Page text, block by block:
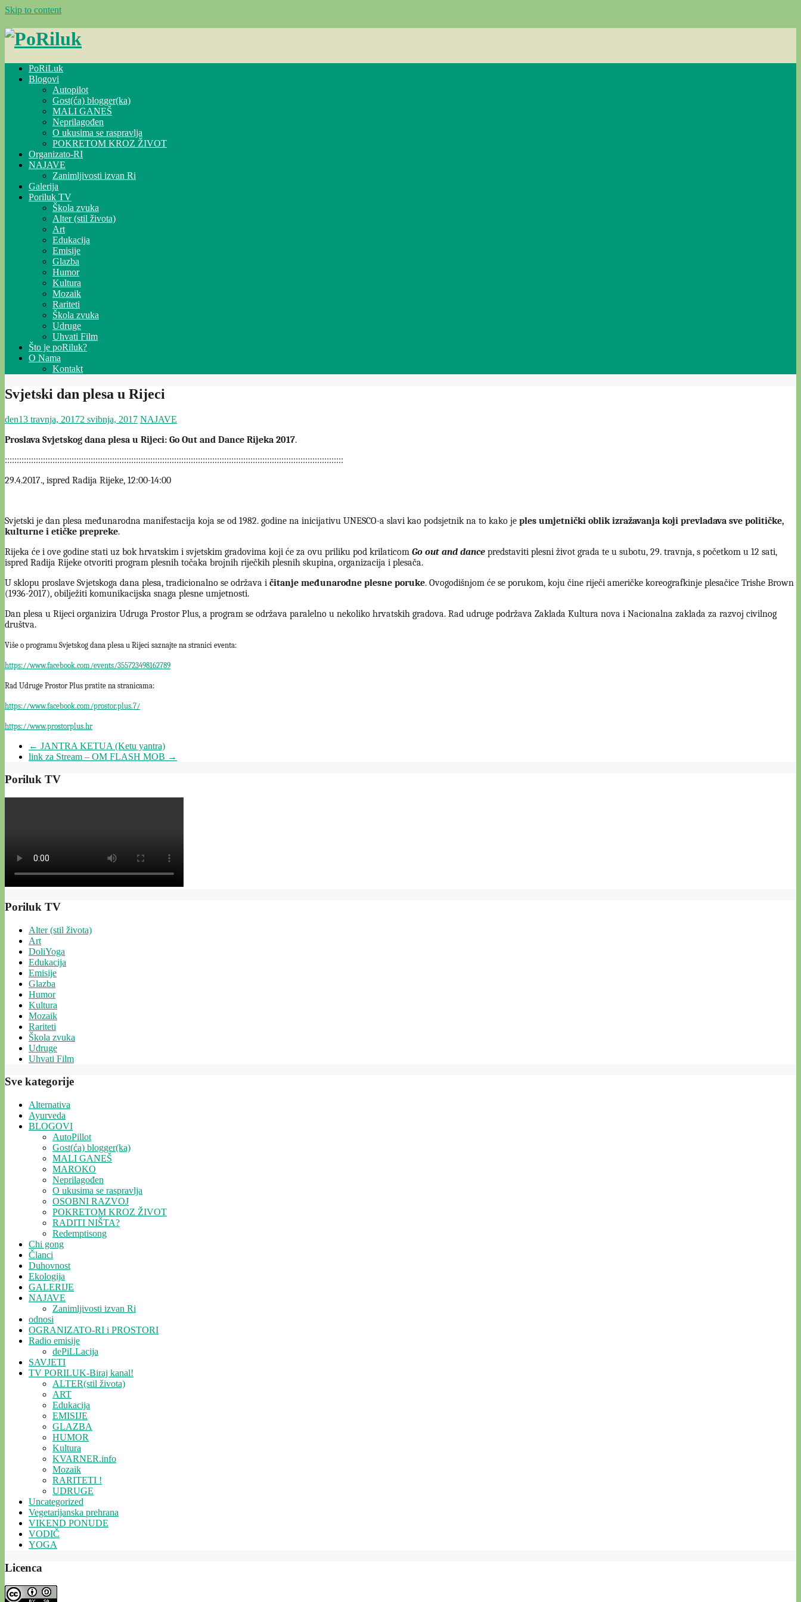
Skip to content
PoRiLuk
Blogovi
Autopilot
Gost(ća) blogger(ka)
MALI GANEŠ
Neprilagođen
O ukusima se raspravlja
POKRETOM KROZ ŽIVOT
Organizato-RI
NAJAVE
Zanimljivosti izvan Ri
Galerija
Poriluk TV
Škola zvuka
Alter (stil života)
Art
Edukacija
Emisije
Glazba
Humor
Kultura
Mozaik
Rariteti
Škola zvuka
Udruge
Uhvati Film
Što je poRiluk?
O Nama
Kontakt
Svjetski dan plesa u Rijeci
den13 travnja, 20172 svibnja, 2017 NAJAVE
Proslava Svjetskog dana plesa u Rijeci: Go Out and Dance Rijeka 2017.
::::::::::::::::::::::::::::::::::::::::::::::::::::::::::::::::::::::::::::::::::::::::::::::::::::::::::::::::::::::::::::::::::::::::::::::
29.4.2017., ispred Radija Rijeke, 12:00-14:00
Svjetski je dan plesa međunarodna manifestacija koja se od 1982. godine na inicijativu UNESCO-a slavi kao podsjetnik na to kako je ples umjetnički oblik izražavanja koji prevladava sve političke,
kulturne i etičke prepreke.
Rijeka će i ove godine stati uz bok hrvatskim i svjetskim gradovima koji će za ovu priliku pod krilaticom Go out and dance predstaviti plesni život grada te u subotu, 29. travnja, s početkom u 12 sati,
ispred Radija Rijeke otvoriti program plesnih točaka brojnih riječkih plesnih skupina, organizacija i plesača.
U sklopu proslave Svjetskoga dana plesa, tradicionalno se održava i čitanje međunarodne plesne poruke. Ovogodišnjom će se porukom, koju čine riječi američke koreografkinje plesačice Trishe Brown
(1936-2017), obilježiti komunikacijska snaga plesne umjetnosti.
Dan plesa u Rijeci organizira Udruga Prostor Plus, a program se održava paralelno u nekoliko hrvatskih gradova. Rad udruge podržava Zaklada Kultura nova i Nacionalna zaklada za razvoj civilnog
društva.
Više o programu Svjetskog dana plesa u Rijeci saznajte na stranici eventa:
https://www.facebook.com/events/355723498162789
Rad Udruge Prostor Plus pratite na stranicama:
https://www.facebook.com/prostor.plus.7/
https://www.prostorplus.hr
← JANTRA KETUA (Ketu yantra)
link za Stream – OM FLASH MOB →
Poriluk TV
Poriluk TV
Alter (stil života)
Art
DoliYoga
Edukacija
Emisije
Glazba
Humor
Kultura
Mozaik
Rariteti
Škola zvuka
Udruge
Uhvati Film
Sve kategorije
Alternativa
Ayurveda
BLOGOVI
AutoPillot
Gost(ća) blogger(ka)
MALI GANEŠ
MAROKO
Neprilagođen
O ukusima se raspravlja
OSOBNI RAZVOJ
POKRETOM KROZ ŽIVOT
RADITI NIŠTA?
Redemptisong
Chi gong
Članci
Duhovnost
Ekologija
GALERIJE
NAJAVE
Zanimljivosti izvan Ri
odnosi
OGRANIZATO-RI i PROSTORI
Radio emisije
dePiLLacija
SAVJETI
TV PORILUK-Biraj kanal!
ALTER(stil života)
ART
Edukacija
EMISIJE
GLAZBA
HUMOR
Kultura
KVARNER.info
Mozaik
RARITETI !
UDRUGE
Uncategorized
Vegetarijanska prehrana
VIKEND PONUDE
VODIČ
YOGA
Licenca